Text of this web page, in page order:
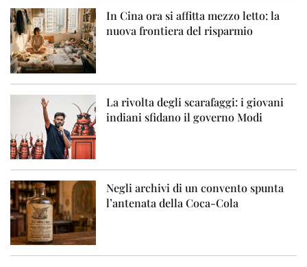
In Cina ora si affitta mezzo letto: la
nuova frontiera del risparmio
La rivolta degli scarafaggi: i giovani
indiani sfidano il governo Modi
Negli archivi di un convento spunta
l’antenata della Coca-Cola